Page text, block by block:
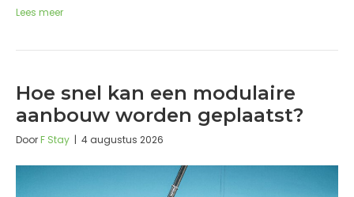
Lees meer
Hoe snel kan een modulaire
aanbouw worden geplaatst?
DoorF Stay | 4 augustus 2026